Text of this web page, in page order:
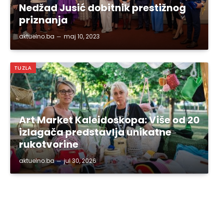
Nedžad Jusić dobitnik prestižnog
priznanja
aktuelno.ba maj 10, 2023
TUZLA
Art Market Kaleidoskopa: Više od 20
izlagača predstavlja unikatne
rukotvorine
aktuelno.ba jul 30, 2026